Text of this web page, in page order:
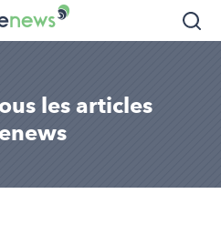
les articles